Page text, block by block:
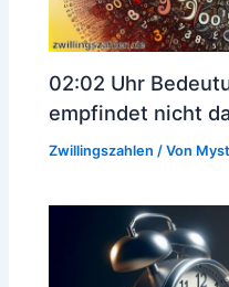
02:02 Uhr
empfindet nicht
Zwillingszahlen / Von